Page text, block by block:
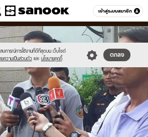
เข้าสู่ระบบสมาชิก
หมวดอื่นๆ
สบการณ์การใช้งานที่ดีที่สุดบน เว็บไซต์
ยความเป็นส่วนตัว และ นโยบายคุกกี้
ตกลง
logo-
1882550/652441-